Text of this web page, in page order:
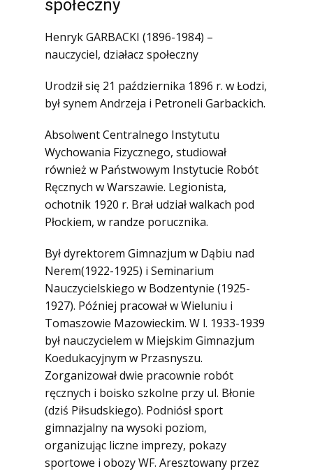
1945)
Ofiary zbrodni katyńskiej
Antykomunistyczne podziemie
Opozycja demokratyczna w PRL
Badacze
Społecznicy
społeczny
Henryk GARBACKI (1896-1984) –
nauczyciel, działacz społeczny
Urodził się 21 października 1896 r. w Łodzi,
był synem Andrzeja i Petroneli Garbackich.
Absolwent Centralnego Instytutu
Wychowania Fizycznego, studiował
również w Państwowym Instytucie Robót
Ręcznych w Warszawie. Legionista,
ochotnik 1920 r. Brał udział walkach pod
Płockiem, w randze porucznika.
Był dyrektorem Gimnazjum w Dąbiu nad
Nerem(1922-1925) i Seminarium
Nauczycielskiego w Bodzentynie (1925-
1927). Później pracował w Wieluniu i
Tomaszowie Mazowieckim. W l. 1933-1939
był nauczycielem w Miejskim Gimnazjum
Koedukacyjnym w Przasnyszu.
Zorganizował dwie pracownie robót
ręcznych i boisko szkolne przy ul. Błonie
(dziś Piłsudskiego). Podniósł sport
gimnazjalny na wysoki poziom,
organizując liczne imprezy, pokazy
sportowe i obozy WF. Aresztowany przez